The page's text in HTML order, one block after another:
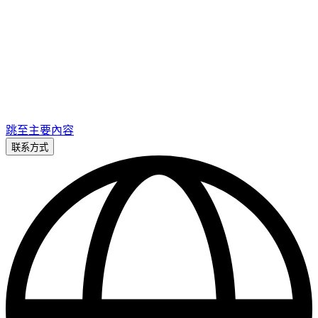
跳至主要內容
联系方式